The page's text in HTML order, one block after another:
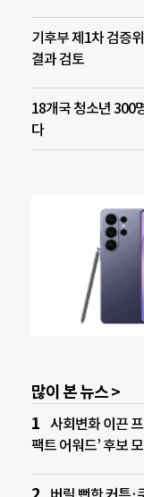
기후부 제1차 검증
결과 검토
18개국 청소년 300
다
많이 본 뉴스 >
사회변화 이끈
팩트 어워드’ 후보